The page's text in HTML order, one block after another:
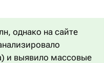
однако на сайте
и выявило массовые